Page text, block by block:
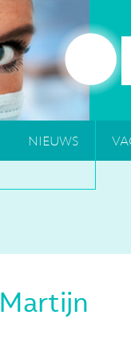
nieuws
Martijn